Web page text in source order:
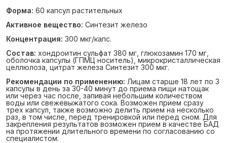
Форма: 60 капсул растительных
Активное вещество: Синтезит железо
Концентрация: 300 мкг/капс.
Состав: хондроитин сульфат 380 мг, глюкозамин 170 мг,
оболочка капсулы (ГПМЦ носитель), микрокристаллическая
целлюлоза, цитрат железа Синтезит 300 мкг.
Рекомендации по применению: Лицам старше 18 лет по 3
капсулы в день за 30-40 минут до приема пищи натощак
или через час после, запивая небольшим количеством
воды или свежевыжатого сока. Возможен прием сразу
трех капсул, также возможно делить прием на несколько
раз, в том числе, перед тренировкой или перед сном. Для
закрепления результатов возможен прием в качестве БАД
на протяжении длительного времени по согласованию со
специалистом.